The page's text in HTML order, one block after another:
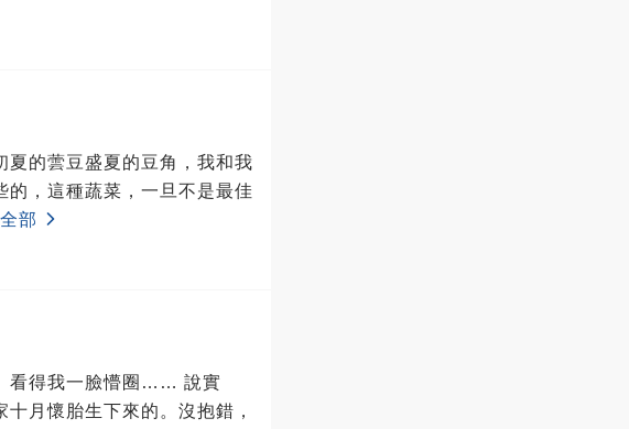
夏的蕓豆盛夏的豆角，我和我
的，這種蔬菜，一旦不是最佳
部
看得我一臉懵圈…… 說實
月懷胎生下來的。沒抱錯，